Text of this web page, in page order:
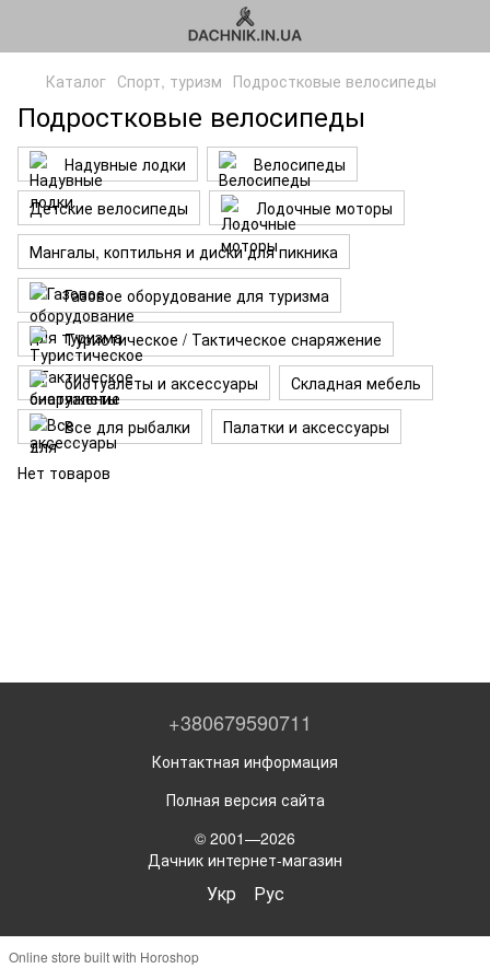
Каталог Спорт, туризм Подростковые велосипеды
Подростковые велосипеды
Надувные лодки
Велосипеды
Детские велосипеды
Лодочные моторы
Мангалы, коптильня и диски для пикника
Газовое оборудование для туризма
Туристическое / Тактическое снаряжение
биотуалеты и аксессуары
Складная мебель
Все для рыбалки
Палатки и аксессуары
Нет товаров
+380679590711
Контактная информация
Полная версия сайта
© 2001—2026
Дачник интернет-магазин
Укр Рус
Online store built with Horoshop